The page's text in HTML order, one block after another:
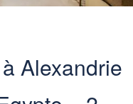
Alexandrie